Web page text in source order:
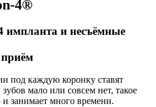
4®
импланта и несъёмные
под каждую коронку ставят
мало или совсем нет, такое
и занимает много времени.